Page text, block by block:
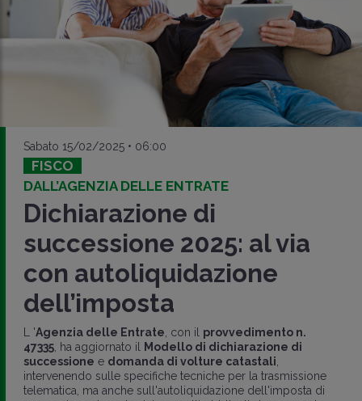
Sabato 15/02/2025 • 06:00
FISCO
DALL’AGENZIA DELLE ENTRATE
Dichiarazione di
successione 2025: al via
con autoliquidazione
dell’imposta
L 'Agenzia delle Entrate , con il provvedimento n.
47335, ha aggiornato il
Modello di dichiarazione di
successione e domanda di volture catastali
intervenendo sulle specifiche tecniche per la trasmissione
telematica, ma anche sull'autoliquidazione dell'imposta di